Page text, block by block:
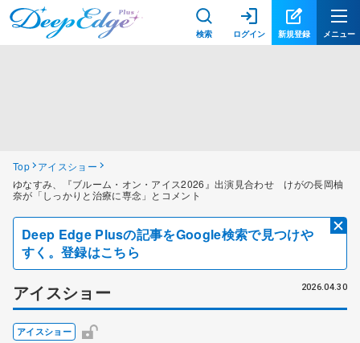
検索 ログイン 新規登録 メニュー
Top
アイスショー
ゆなすみ、『ブルーム・オン・アイス2026』出演見合わせ けがの長岡柚
奈が「しっかりと治療に専念」とコメント
Deep Edge Plusの記事をGoogle検索で見つけや
すく。登録はこちら
アイスショー 2026.04.30
アイスショー